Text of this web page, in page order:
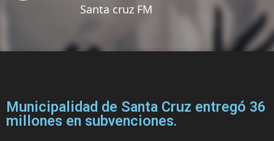
Santa cruz FM
Municipalidad de Santa Cruz entregó 36
millones en subvenciones.